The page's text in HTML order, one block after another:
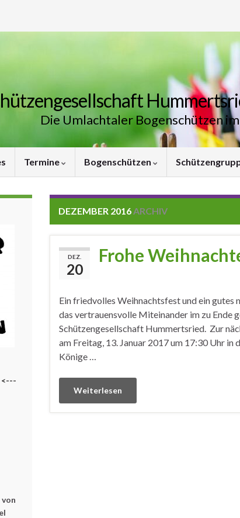
Die Umlachtaler Bogenschützen
Termine Bogenschützen
DEZEMBER 2016ARCHIV
DEZ.
20
Frohe
Ein friedvolles Weihnachtsfest und ein gutes
das vertrauensvolle Miteinander im zu Ende
Schützengesellschaft Hummertsried. Zur
am Freitag, 13. Januar 2017 um 17:30 Uhr
Könige …
Weiterlesen
<---